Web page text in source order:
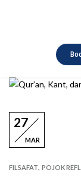
27
MAR
FILSAFAT, POJOK